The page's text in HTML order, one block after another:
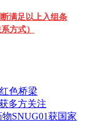
断满足以上入组条
方式）
色桥梁
多方关注
SNUG01获国家